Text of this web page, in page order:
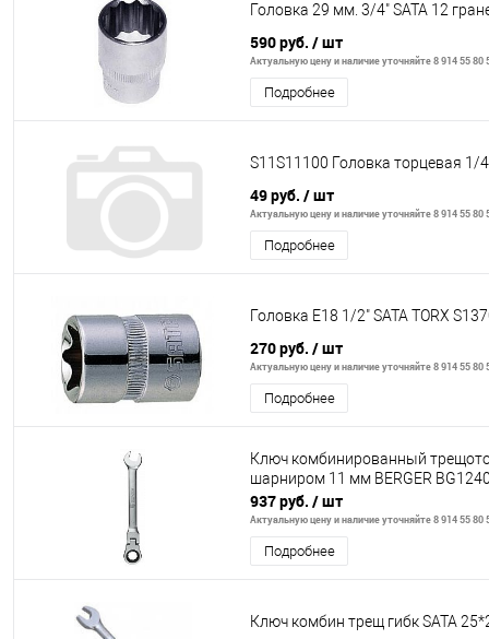
Головка 29 мм. 3/4" SATA 12
590 руб. / шт
Актуальную цену и наличие уточняйте 8 914 55 80
Подробнее
S11S11100 Головка торцевая 1/
49 руб. / шт
Актуальную цену и наличие уточняйте 8 914 55 80
Подробнее
Головка E18 1/2" SATA TORX
270 руб. / шт
Актуальную цену и наличие уточняйте 8 914 55 80
Подробнее
Ключ комбинированный
шарниром 11 мм BERGER
937 руб. / шт
Актуальную цену и наличие уточняйте 8 914 55 80
Подробнее
Ключ комбин трещ гибк SATA